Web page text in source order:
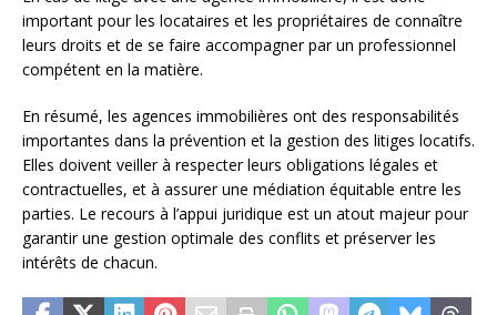
important pour les locataires et les propriétaires de connaître
leurs droits et de se faire accompagner par un professionnel
compétent en la matière.
En résumé, les agences immobilières ont des responsabilités
importantes dans la prévention et la gestion des litiges locatifs.
Elles doivent veiller à respecter leurs obligations légales et
contractuelles, et à assurer une médiation équitable entre les
parties. Le recours à l’appui juridique est un atout majeur pour
garantir une gestion optimale des conflits et préserver les
intérêts de chacun.